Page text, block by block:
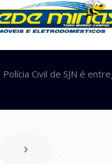
Civil de SJN é